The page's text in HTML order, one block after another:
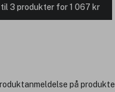
til 3 produkter for 1 067 kr
på